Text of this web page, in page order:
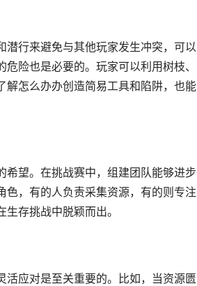
行来避免与其他玩家发生冲突，可以
险也是必要的。玩家可以利用树枝、
解怎么办办创造简易工具和陷阱，也能
希望。在挑战赛中，组建团队能够进步
色，有的人负责采集资源，有的则专注
存挑战中脱颖而出。
应对是至关重要的。比如，当资源匮